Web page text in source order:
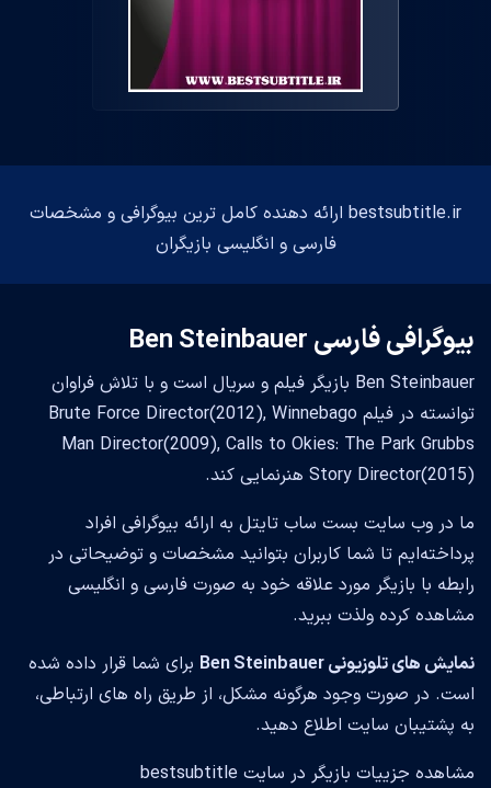
bestsubtitle.ir ارائه دهنده کامل ترین بیوگرافی و مشخصات
فارسی و انگلیسی بازیگران
بیوگرافی فارسی Ben Steinbauer
Ben Steinbauer بازیگر فیلم و سریال است و با تلاش فراوان
توانسته در فیلم Brute Force Director(2012), Winnebago
Man Director(2009), Calls to Okies: The Park Grubbs
Story Director(2015) هنرنمایی کند.
ما در وب سایت بست ساب تایتل به ارائه بیوگرافی افراد
پرداخته‌ایم تا شما کاربران بتوانید مشخصات و توضیحاتی در
رابطه با بازیگر مورد علاقه خود به صورت فارسی و انگلیسی
مشاهده کرده ولذت ببرید.
نمایش های تلوزیونی Ben Steinbauer
برای شما قرار داده شده
است. در صورت وجود هرگونه مشکل، از طریق راه های ارتباطی،
به پشتیبان سایت اطلاع دهید.
مشاهده جزییات بازیگر در سایت bestsubtitle